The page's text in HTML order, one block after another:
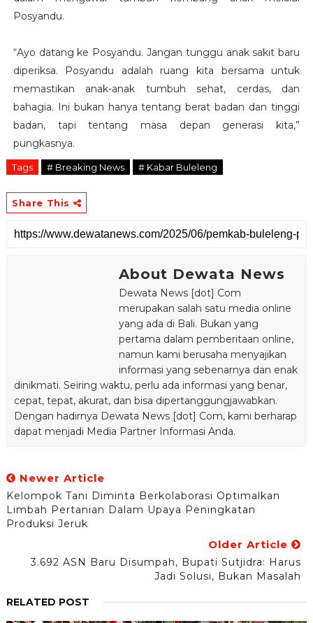
Posyandu.
“Ayo datang ke Posyandu. Jangan tunggu anak sakit baru
diperiksa. Posyandu adalah ruang kita bersama untuk
memastikan anak-anak tumbuh sehat, cerdas, dan
bahagia. Ini bukan hanya tentang berat badan dan tinggi
badan, tapi tentang masa depan generasi kita,”
pungkasnya.
Tags # Breaking News # Kabar Buleleng
Share This
About Dewata News
Dewata News [dot] Com
merupakan salah satu media online
yang ada di Bali. Bukan yang
pertama dalam pemberitaan online,
namun kami berusaha menyajikan
informasi yang sebenarnya dan enak
dinikmati. Seiring waktu, perlu ada informasi yang benar,
cepat, tepat, akurat, dan bisa dipertanggungjawabkan.
Dengan hadirnya Dewata News [dot] Com, kami berharap
dapat menjadi Media Partner Informasi Anda.
Newer Article
Kelompok Tani Diminta Berkolaborasi Optimalkan
Limbah Pertanian Dalam Upaya Peningkatan
Produksi Jeruk
Older Article
3.692 ASN Baru Disumpah, Bupati Sutjidra: Harus
Jadi Solusi, Bukan Masalah
RELATED POST